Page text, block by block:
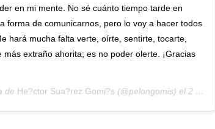
en mi mente. No sé cuánto tiempo tarde en
forma de comunicarnos, pero lo voy a hacer todos
hará mucha falta verte, oírte, sentirte, tocarte,
extraño ahorita; es no poder olerte. ¡Gracias
de He?ctor Sua?rez Gomi?s (@pelongomis) el2 Jun, 2020 a las 9:34 PDT